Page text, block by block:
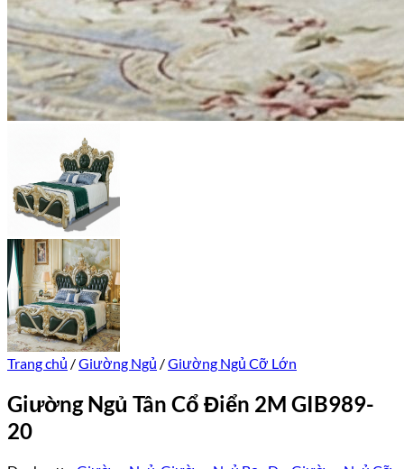
Trang chủ /Giường Ngủ /Giường Ngủ Cỡ Lớn
Giường Ngủ Tân Cổ Điển 2M GIB989-
20